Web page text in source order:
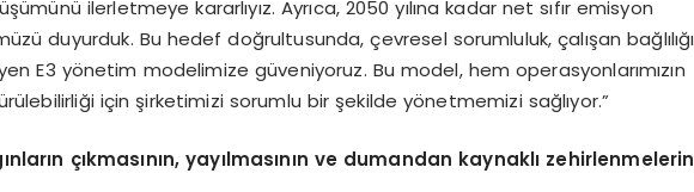
ilerletmeye kararlıyız. Ayrıca, 2050 yılına kadar net sıfır emisyon
duyurduk. Bu hedef doğrultusunda, çevresel sorumluluk, çalışan bağlılığı
E3 yönetim modelimize güveniyoruz. Bu model, hem operasyonlarımızın
için şirketimizi sorumlu bir şekilde yönetmemizi sağlıyor.”
çıkmasının, yayılmasının ve dumandan kaynaklı zehirlenmelerin